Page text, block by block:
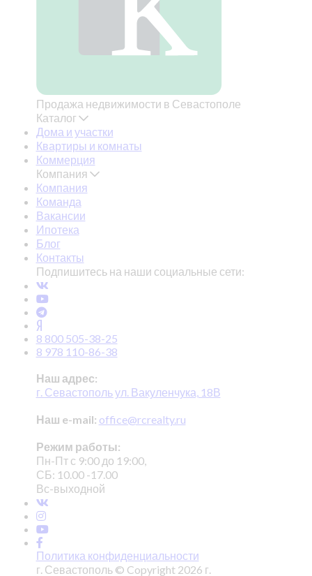
Продажа недвижимости в Севастополе
Каталог
Дома и участки
Квартиры и комнаты
Коммерция
Компания
Компания
Команда
Вакансии
Ипотека
Блог
Контакты
Подпишитесь на наши социальные сети:
8 800 505-38-25
8 978 110-86-38
Наш адрес:
г. Севастополь ул. Вакуленчука, 18В
Наш e-mail: office@rcrealty.ru
Режим работы:
Пн-Пт с 9:00 до 19:00,
СБ: 10.00 -17.00
Вс-выходной
Политика конфиденциальности
г. Севастополь © Copyright 2026 г.